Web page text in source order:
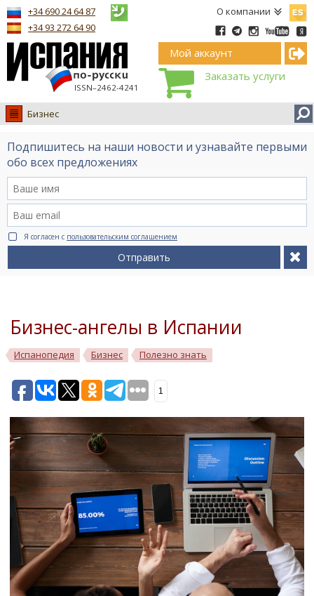
О компании
ISSN–2462-4241
+34 690 24 64 87
+34 93 272 64 90
Мой аккаунт
Заказать услуги
Испания
Иммиграция
Лечение
Недвижимость
Бизнес
Бизнес
Документы
Подпишитесь на наши новости и узнавайте первыми
обо всех предложениях
Я согласен с пользовательским соглашением
Отправить
Бизнес-ангелы в Испании
Испанопедия Бизнес Полезно знать
1